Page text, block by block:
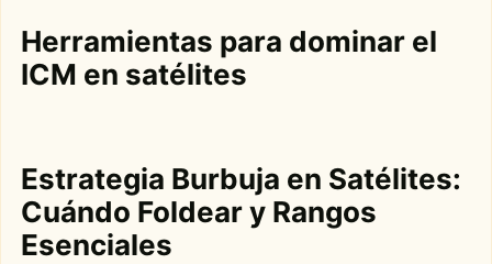
Herramientas para dominar el
ICM en satélites
Estrategia Burbuja en Satélites:
Cuándo Foldear y Rangos
Esenciales